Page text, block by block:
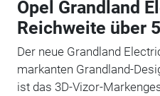
Opel Grandland
Reichweite über
Der neue Grandland
markanten Grandland-
ist das 3D-Vizor-